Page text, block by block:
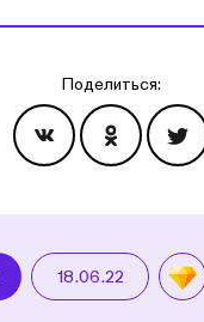
Поделиться:
18.06.22